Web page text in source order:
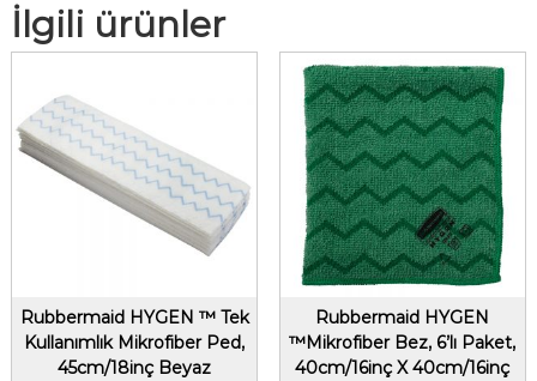
İlgili ürünler
Rubbermaid HYGEN ™ Tek
Kullanımlık Mikrofiber Ped,
45cm/18inç Beyaz
Rubbermaid HYGEN
™Mikrofiber Bez, 6’lı Paket,
40cm/16inç X 40cm/16inç